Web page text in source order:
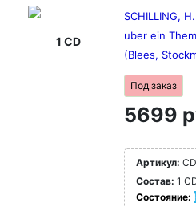
1 CD
SCHILLING,
uber ein
(Blees,
Под заказ
5699
Артикул:
Состав: 1
Состояние: